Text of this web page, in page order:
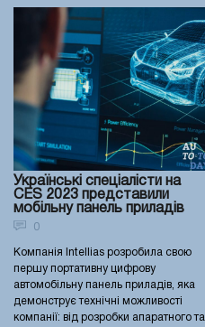
Українські спеціалісти на
CES 2023 представили
мобільну панель приладів
0
Компанія Intellias розробила свою
першу портативну цифрову
автомобільну панель приладів, яка
демонструє технічні можливості
компанії: від розробки апаратного та